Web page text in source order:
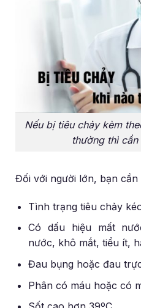
Nếu bị tiêu chảy kèm
thường thì
Đối với người lớn, bạn cần
Tình trạng tiêu chảy
Có dấu hiệu mất
nước, khô mắt, tiểu ít,
Đau bụng hoặc đau
Phân có máu hoặc có